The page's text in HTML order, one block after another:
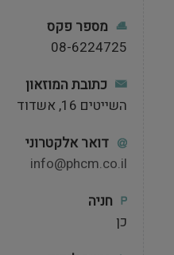
מספר פקס
08-6224725
כתובת המוזאון
השייטים 16, אשדוד
דואר אלקטרוני
info@phcm.co.il
חניה
כן